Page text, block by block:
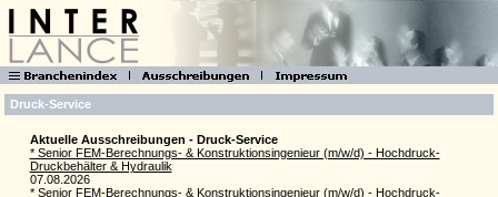
Druck-Service
Aktuelle Ausschreibungen - Druck-Service
* Senior FEM-Berechnungs- & Konstruktionsingenieur (m/w/d) - Hochdruck-
Druckbehälter & Hydraulik
07.08.2026
* Senior FEM-Berechnungs- & Konstruktionsingenieur (m/w/d) - Hochdruck-